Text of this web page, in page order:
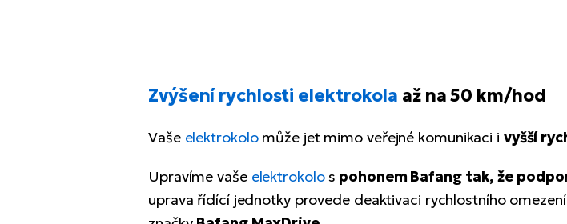
Zvýšení rychlosti elektrokola až na 50 km/hod
Vaše elektrokolomůže jet mimo veřejné komunikaci i vyšší
Upravíme vaše elektrokolos pohonem Bafang tak, že
uprava řídící jednotky provede deaktivaci rychlostního